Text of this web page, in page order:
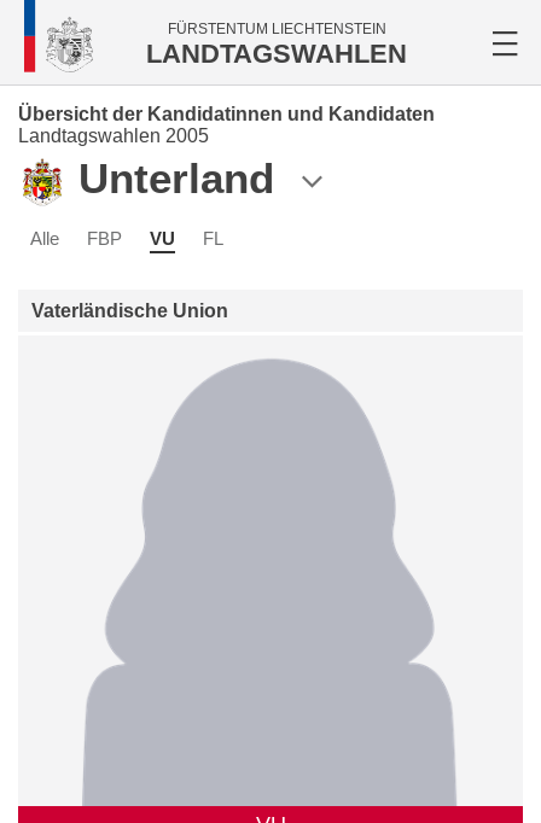
FÜRSTENTUM LIECHTENSTEIN
LANDTAGSWAHLEN
Übersicht der Kandidatinnen und Kandidaten
Landtagswahlen 2005
Unterland
Alle FBP VU FL
Vaterländische Union